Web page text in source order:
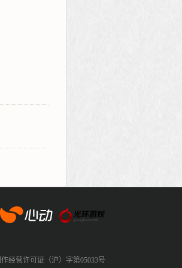
经营许可证（沪）字第05033号
网络